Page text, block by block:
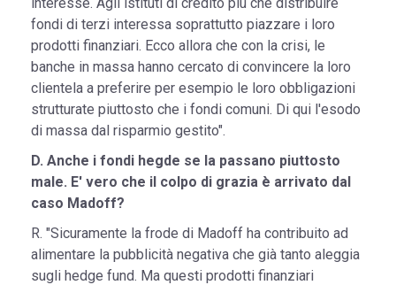
fondi di terzi interessa soprattutto piazzare i loro
prodotti finanziari. Ecco allora che con la crisi, le
banche in massa hanno cercato di convincere la loro
clientela a preferire per esempio le loro obbligazioni
strutturate piuttosto che i fondi comuni. Di qui l'esodo
di massa dal risparmio gestito".
D. Anche i fondi hegde se la passano piuttosto
male. E' vero che il colpo di grazia è arrivato dal
caso Madoff?
R. "Sicuramente la frode di Madoff ha contribuito ad
alimentare la pubblicità negativa che già tanto aleggia
sugli hedge fund. Ma questi prodotti finanziari